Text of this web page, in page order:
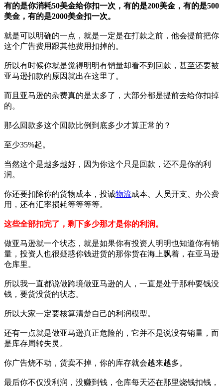
有的是你消耗50美金给你扣一次，有的是200美金，有的是500
美金，有的是2000美金扣一次。
就是可以明确的一点，就是一定是在打款之前，他会提前把你
这个广告费用跟其他费用扣掉的。
所以有时候你就是觉得明明有销量却看不到回款，甚至还要被
亚马逊扣款的原因就出在这里了。
而且亚马逊的杂费真的是太多了，大部分都是提前去给你扣掉
的。
那么回款多这个回款比例到底多少才算正常的？
至少35%起。
当然这个是越多越好，因为你这个只是回款，还不是你的利
润。
你还要扣除你的货物成本，投诚物流成本、人员开支、办公费
用，还有汇率损耗等等等等。
这些全部扣完了，剩下多少那才是你的利润。
做亚马逊就一个状态，就是如果你有投资人明明也知道你有销
量，投资人也很疑惑你钱进货的那你货在海上飘着，在亚马逊
仓库里。
所以我一直都说做跨境做亚马逊的人，一直是处于那种要钱没
钱，要货没货的状态。
所以大家一定要核算清楚自己的利润模型。
还有一点就是做亚马逊真正危险的，它并不是说没有销量，而
是库存周转失灵。
你广告烧不动，货卖不掉，你的库存就会越来越多。
最后你不仅没利润，没赚到钱，仓库每天还在那里烧钱扣钱，